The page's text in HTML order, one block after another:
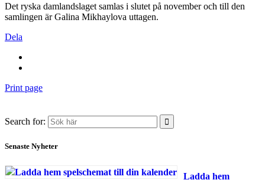
Det ryska damlandslaget samlas i slutet på november och till den
samlingen är Galina Mikhaylova uttagen.
Dela
Print page
Search for:
Senaste Nyheter
Ladda hem